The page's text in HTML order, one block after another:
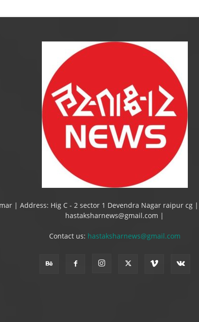
| Address: Hig C - 2 sector 1 Devendra Nagar raipur cg
hastaksharnews@gmail.com |
Contact us: hastaksharnews@gmail.com